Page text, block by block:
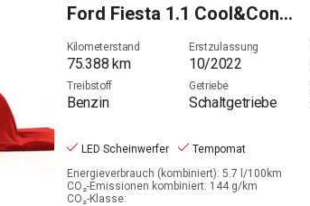
Ford Fiesta 1.1 Cool&Connect (EURO 6d)
Kilometerstand
75.388 km
Erstzulassung
10/2022
Treibstoff
Benzin
Getriebe
Schaltgetriebe
LED Scheinwerfer
Tempomat
Energieverbrauch (kombiniert): 5.7 l/100km
CO₂-Emissionen kombiniert: 144 g/km
CO₂-Klasse: